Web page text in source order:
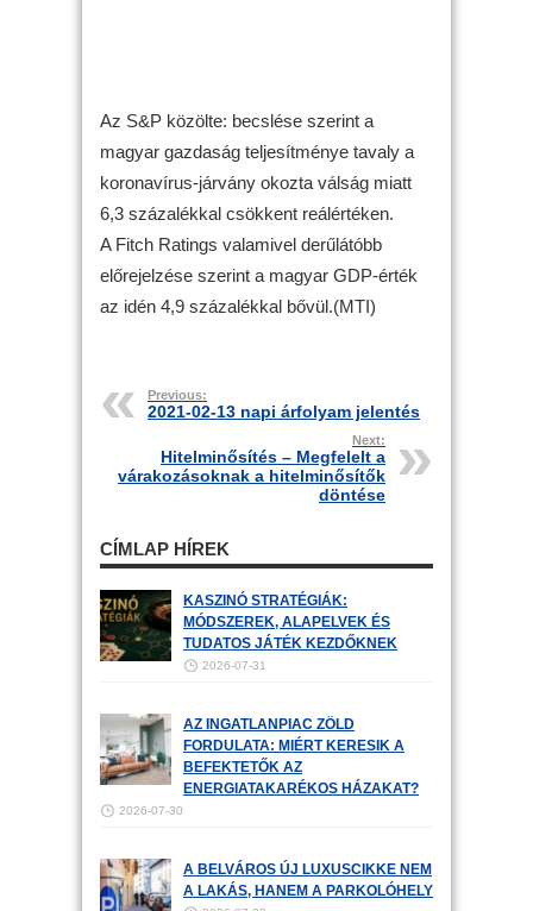
Az S&P közölte: becslése szerint a
magyar gazdaság teljesítménye tavaly a
koronavírus-járvány okozta válság miatt
6,3 százalékkal csökkent reálértéken.
A Fitch Ratings valamivel derűlátóbb
előrejelzése szerint a magyar GDP-érték
az idén 4,9 százalékkal bővül.(MTI)
Previous:
2021-02-13 napi árfolyam jelentés
Next:
Hitelminősítés – Megfelelt a
várakozásoknak a hitelminősítők
döntése
CÍMLAP HÍREK
KASZINÓ STRATÉGIÁK:
MÓDSZEREK, ALAPELVEK ÉS
TUDATOS JÁTÉK KEZDŐKNEK
2026-07-31
AZ INGATLANPIAC ZÖLD
FORDULATA: MIÉRT KERESIK A
BEFEKTETŐK AZ
ENERGIATAKARÉKOS HÁZAKAT?
2026-07-30
A BELVÁROS ÚJ LUXUSCIKKE NEM
A LAKÁS, HANEM A PARKOLÓHELY